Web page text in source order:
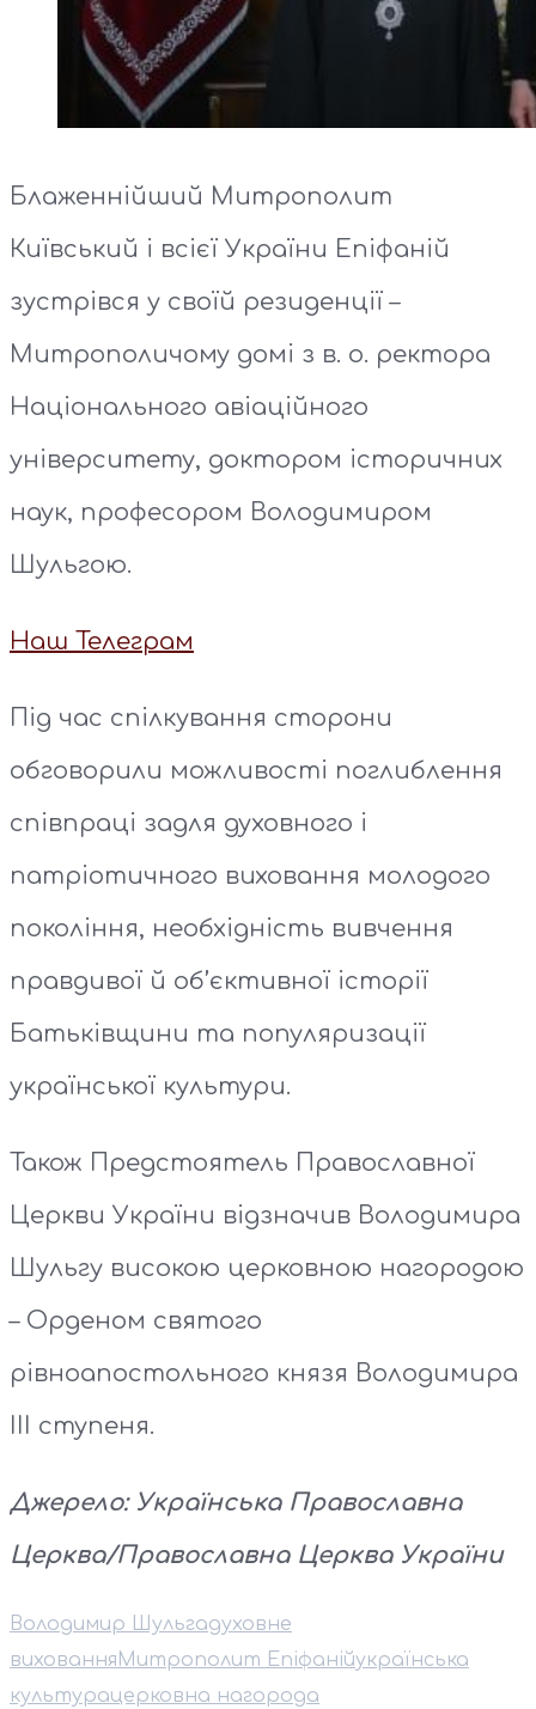
Блаженнійший Митрополит
Київський і всієї України Епіфаній
зустрівся у своїй резиденції –
Митрополичому домі з в. о. ректора
Національного авіаційного
університету, доктором історичних
наук, професором Володимиром
Шульгою.
Наш Телеграм
Під час спілкування сторони
обговорили можливості поглиблення
співпраці задля духовного і
патріотичного виховання молодого
покоління, необхідність вивчення
правдивої й об’єктивної історії
Батьківщини та популяризації
української культури.
Також Предстоятель Православної
Церкви України відзначив Володимира
Шульгу високою церковною нагородою
– Орденом святого
рівноапостольного князя Володимира
ΙΙΙ ступеня.
Джерело: Українська Правoславна
Церква/Православна Церква України
Володимир Шульгадуховне
виховання ⁠Митрополит Епіфанійукраїнська
культурацерковна нагорода